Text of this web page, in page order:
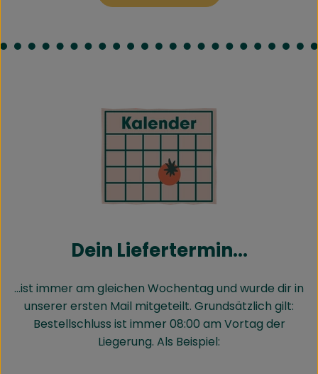
Dein Liefertermin...
...ist immer am gleichen Wochentag und wurde dir in
unserer ersten Mail mitgeteilt. Grundsätzlich gilt:
Bestellschluss ist immer 08:00 am Vortag der
Liegerung. Als Beispiel: